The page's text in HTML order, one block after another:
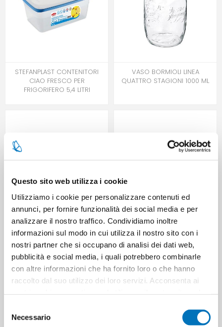
Questo sito web utilizza i cookie
Utilizziamo i cookie per personalizzare contenuti ed
annunci, per fornire funzionalità dei social media e per
analizzare il nostro traffico. Condividiamo inoltre
informazioni sul modo in cui utilizza il nostro sito con i
nostri partner che si occupano di analisi dei dati web,
pubblicità e social media, i quali potrebbero combinarle
con altre informazioni che ha fornito loro o che hanno
raccolto dal suo utilizzo dei loro servizi. Acconsenta ai
delNecessario
STEFANPLAST CONTENITORI
CIAO FRESCO PER
FRIGORIFERO 5,4 LITRI
VASO BORMIOLI LINEA
QUATTRO STAGIONI 1000 ML
VASO BORMIOLI LINEA
QUATTRO STAGIONI 150 ML
VASO BORMIOLI LINEA
QUATTRO STAGIONI 250 ML